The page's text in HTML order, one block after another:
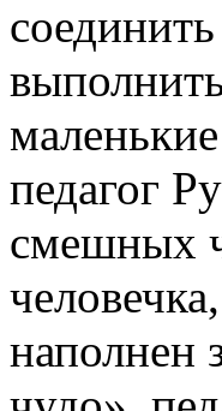
педагог
смешных
наполнен